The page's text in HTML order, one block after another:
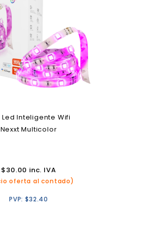
Led Inteligente Wifi
Nexxt Multicolor
$30.00 inc. IVA
oferta al contado)
PVP:$32.40